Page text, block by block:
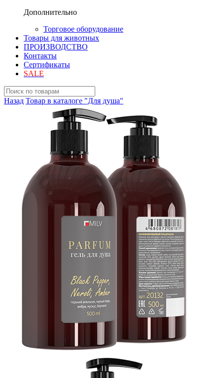
Дополнительно
Торговое оборудование
Товары для животных
ПРОИЗВОДСТВО
Контакты
Сертификаты
SALE
Назад Товар в каталоге "Для душа"